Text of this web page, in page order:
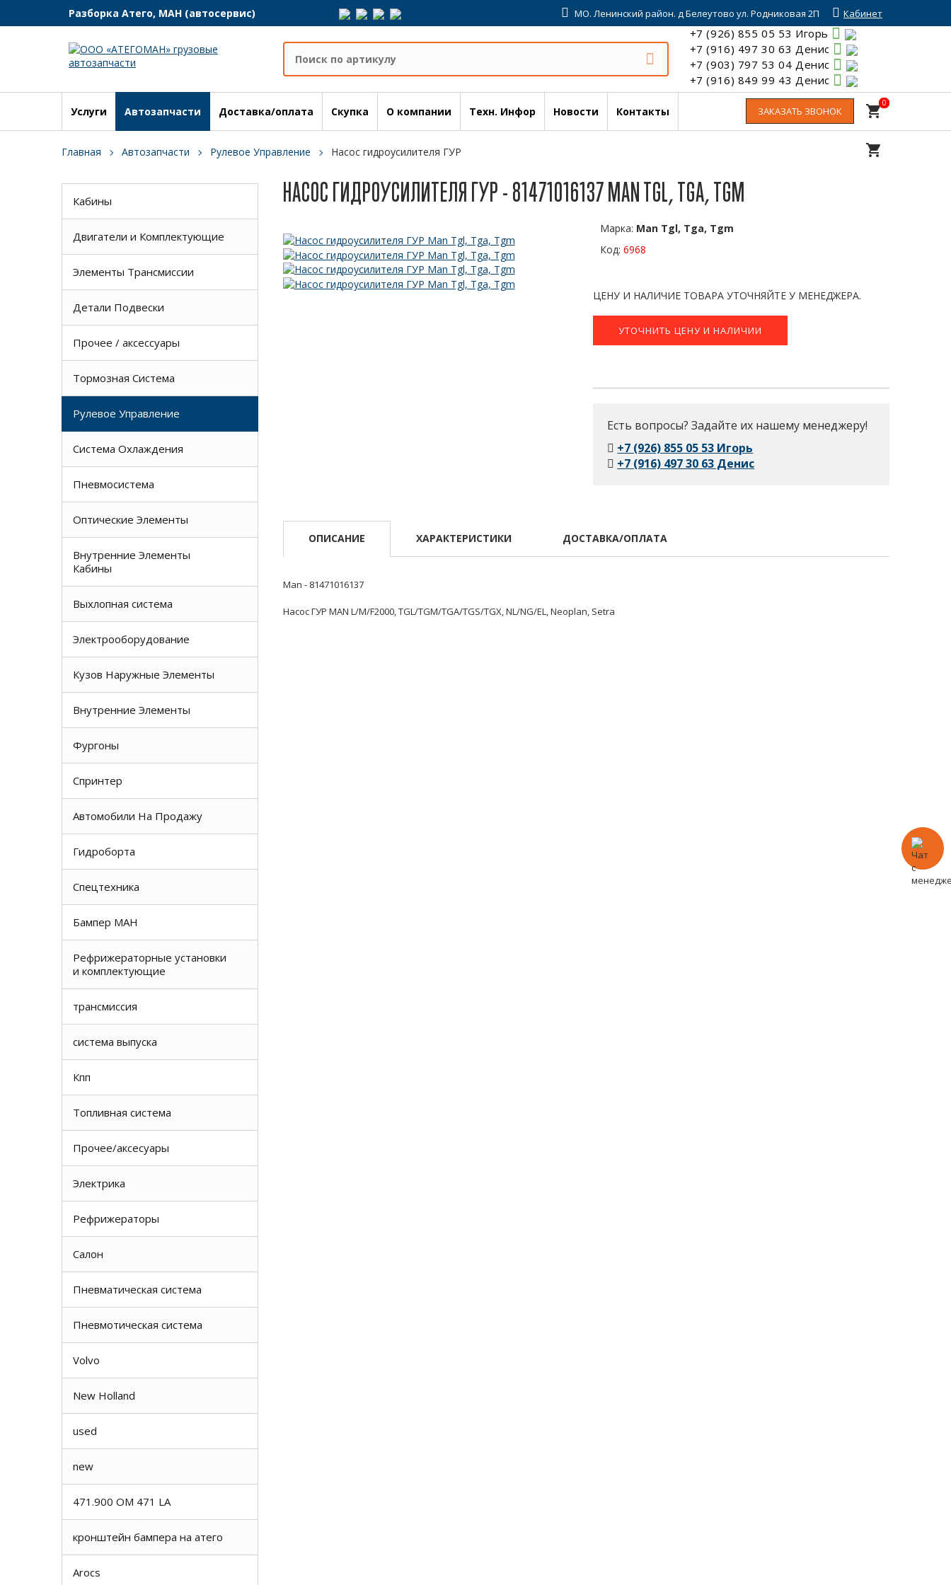
Разборка Атего, МАН (автосервис) МО. Ленинский район. д Белеутово ул. Родниковая 2П Кабинет
+7 (926) 855 05 53 Игорь
+7 (916) 497 30 63 Денис
+7 (903) 797 53 04 Денис
+7 (916) 849 99 43 Денис
ЗАКАЗАТЬ ЗВОНОК
Услуги Автозапчасти Доставка/оплата Скупка О компании Техн. Инфор Новости Контакты shopping_cart0
shopping_cart
0
Главная Автозапчасти Рулевое Управление Насос гидроусилителя ГУР
НАСОС ГИДРОУСИЛИТЕЛЯ ГУР - 81471016137 MAN TGL, TGA, TGM
Марка: Man Tgl, Tga, Tgm
Код:6968
ЦЕНУ И НАЛИЧИЕ ТОВАРА УТОЧНЯЙТЕ У МЕНЕДЖЕРА.
УТОЧНИТЬ ЦЕНУ И НАЛИЧИИ
Есть вопросы? Задайте их нашему менеджеру!
+7 (926) 855 05 53 Игорь
+7 (916) 497 30 63 Денис
ОПИСАНИЕ ХАРАКТЕРИСТИКИ ДОСТАВКА/ОПЛАТА
Man - 81471016137
Насос ГУР MAN L/M/F2000, TGL/TGM/TGA/TGS/TGX, NL/NG/EL, Neoplan, Setra
Кабины
Двигатели и Комплектующие
Элементы Трансмиссии
Детали Подвески
Прочее / аксессуары
Тормозная Система
Рулевое Управление
Система Охлаждения
Пневмосистема
Оптические Элементы
Внутренние Элементы
Кабины
Выхлопная система
Электрооборудование
Кузов Наружные Элементы
Внутренние Элементы
Фургоны
Спринтер
Автомобили На Продажу
Гидроборта
Спецтехника
Бампер МАН
Рефрижераторные установки
и комплектующие
трансмиссия
система выпуска
Кпп
Топливная система
Прочее/аксесуары
Электрика
Рефрижераторы
Салон
Пневматическая система
Пневмотическая система
Volvo
New Holland
used
new
471.900 OM 471 LA
кронштейн бампера на атего
Arocs